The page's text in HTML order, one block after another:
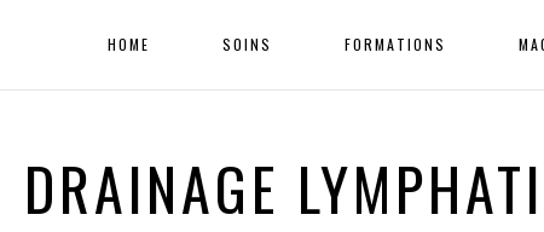
HOME SOINS FORMATIONS
DRAINAGE